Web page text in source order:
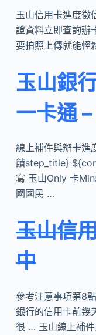
玉山信用卡進度徵
證資料立即查詢辦
要拍照上傳就能輕
玉山銀
一卡通
線上補件與辦卡進
饋step_title}
寫 玉山Only 卡
國國民 …
玉山信
中
參考注意事項第8
銀行的信用卡前幾
很 … 玉山線上補